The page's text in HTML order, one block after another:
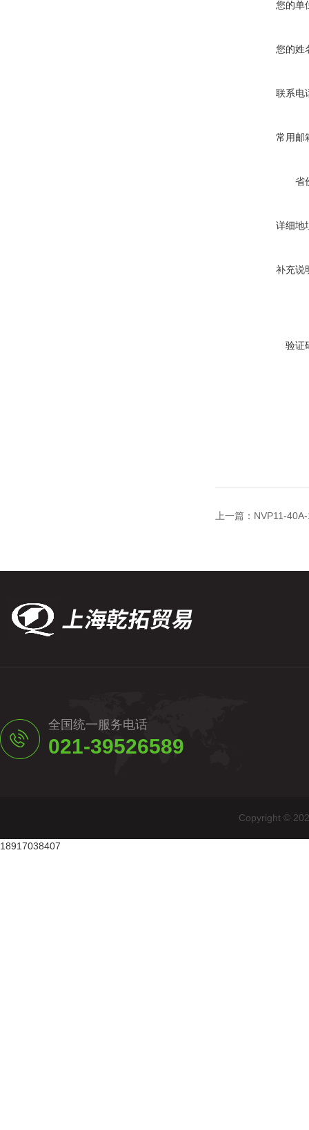
您的单
您的姓
联系电
常用邮
省
详细地
补充说
验证
上一篇： NVP11-
全国统一服务电话
021-39526589
Copyright ©
18917038407